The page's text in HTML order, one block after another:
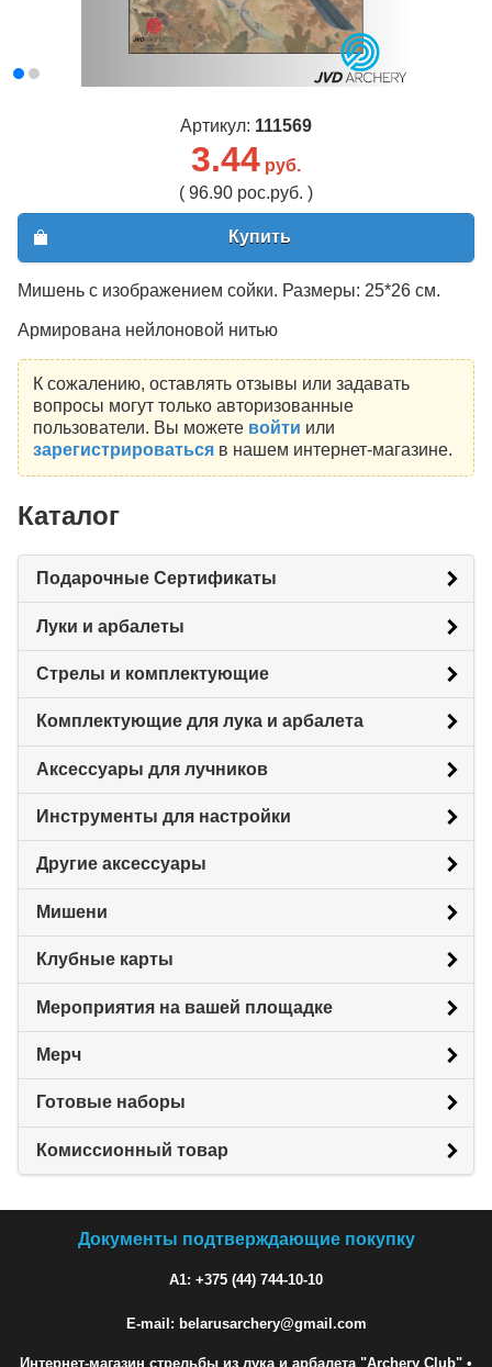
Артикул: 111569
3.44 руб.
( 96.90 рос.руб. )
Купить
Мишень с изображением сойки. Размеры: 25*26 см.
Армирована нейлоновой нитью
К сожалению, оставлять отзывы или задавать
вопросы могут только авторизованные
пользователи. Вы можете войти или
зарегистрироватьсяв нашем интернет-магазине.
Каталог
Подарочные Сертификаты
Луки и арбалеты
Стрелы и комплектующие
Комплектующие для лука и арбалета
Аксессуары для лучников
Инструменты для настройки
Другие аксессуары
Мишени
Клубные карты
Мероприятия на вашей площадке
Мерч
Готовые наборы
Комиссионный товар
Документы подтверждающие покупку
A1: +375 (44) 744-10-10
E-mail: belarusarchery@gmail.com
Интернет-магазин стрельбы из лука и арбалета "Archery Club" •